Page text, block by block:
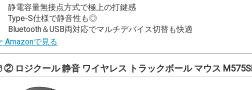
静電容量無接点方式で極上の打鍵感
Type-S仕様で静音性も◎
Bluetooth＆USB両対応でマルチデバイス切替も快適
Amazonで見る
② ロジクール 静音 ワイヤレス トラックボール マウス